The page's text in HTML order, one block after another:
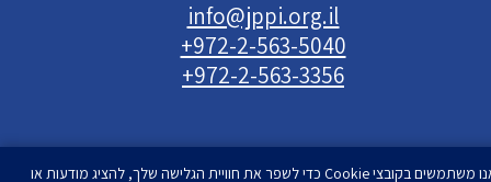
info@jppi.org.il
+972-2-563-5040
+972-2-563-3356
אנו משתמשים בקובצי Cookie כדי לשפר את חוויית הגלישה שלך, להציג מודעות או